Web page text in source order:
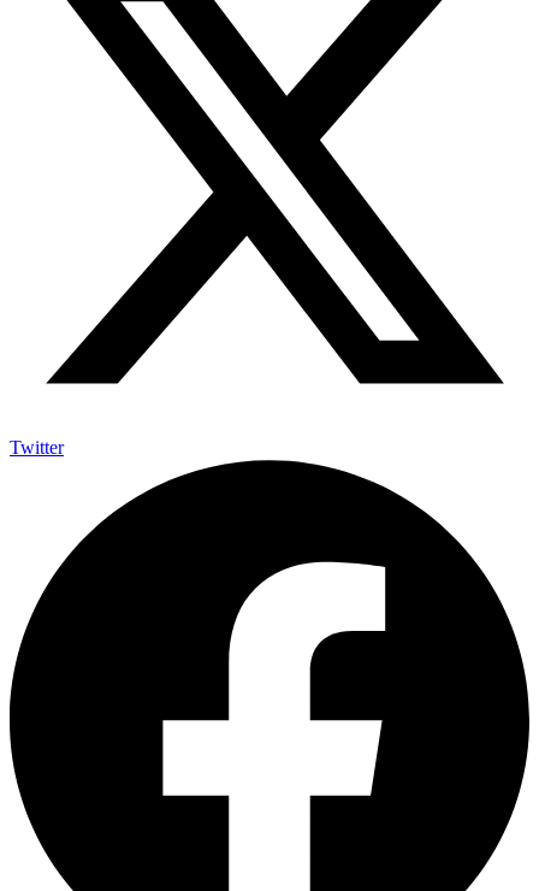
Twitter